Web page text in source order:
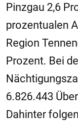
Pinzgau 2,6
prozentualen
Region
Prozent. Bei
6.826.443
Dahinter